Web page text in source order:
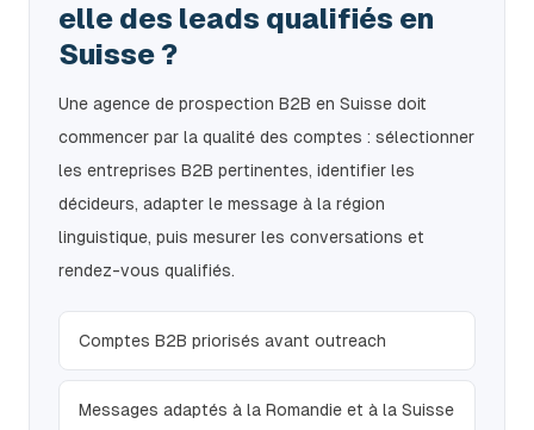
elle des leads qualifiés en
Suisse ?
Une agence de prospection B2B en Suisse doit
commencer par la qualité des comptes : sélectionner
les entreprises B2B pertinentes, identifier les
décideurs, adapter le message à la région
linguistique, puis mesurer les conversations et
rendez-vous qualifiés.
Comptes B2B priorisés avant outreach
Messages adaptés à la Romandie et à la Suisse